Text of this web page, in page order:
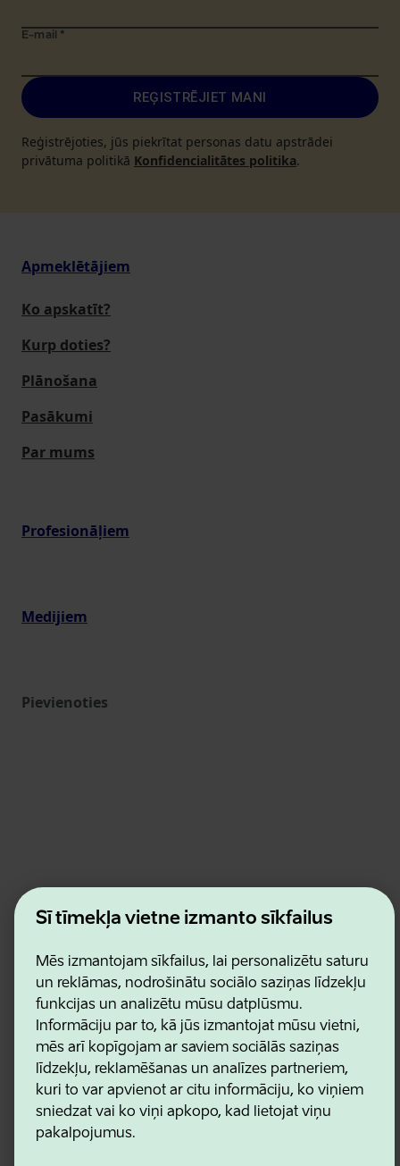
Šī tīmekļa vietne izmanto sīkfailus
Mēs izmantojam sīkfailus, lai personalizētu saturu
un reklāmas, nodrošinātu sociālo saziņas līdzekļu
funkcijas un analizētu mūsu datplūsmu.
Informāciju par to, kā jūs izmantojat mūsu vietni,
mēs arī kopīgojam ar saviem sociālās saziņas
līdzekļu, reklamēšanas un analīzes partneriem,
kuri to var apvienot ar citu informāciju, ko viņiem
sniedzat vai ko viņi apkopo, kad lietojat viņu
pakalpojumus.
E-mail *
REĢISTRĒJIET MANI
Reģistrējoties, jūs piekrītat personas datu apstrādei
privātuma politikā Konfidencialitātes politika.
Apmeklētājiem
Ko apskatīt?
Kurp doties?
Plānošana
Pasākumi
Par mums
Profesionāļiem
Medijiem
Pievienoties
Kontakti
Lietošanas noteikumi
Sīkdatņu un konfidencialitātes politika